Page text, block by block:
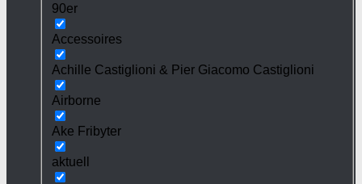
90er
Accessoires
Achille Castiglioni & Pier Giacomo Castiglioni
Airborne
Ake Fribyter
aktuell